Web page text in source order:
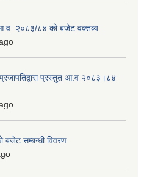
आ.व. २०८३/८४ को बजेट वक्तव्य
प्रस्तुत आ.व‍ २०८३।८४
सम्बन्धी विवरण